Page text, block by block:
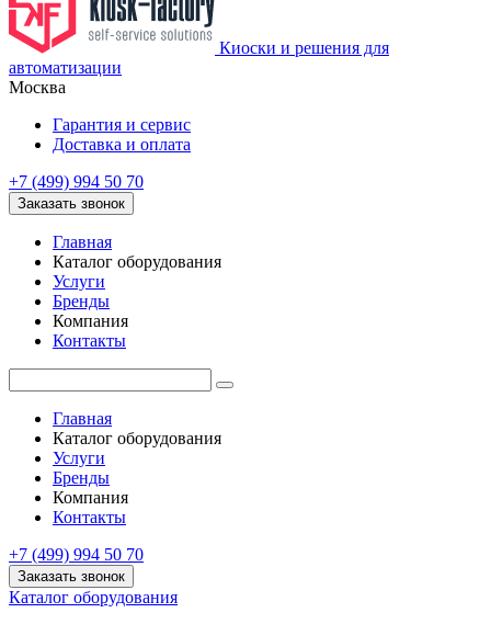
Киоски и решения для
автоматизации
Москва
Гарантия и сервис
Доставка и оплата
+7 (499) 994 50 70
Заказать звонок
Главная
Каталог оборудования
Услуги
Бренды
Компания
Контакты
Главная
Каталог оборудования
Услуги
Бренды
Компания
Контакты
+7 (499) 994 50 70
Заказать звонок
Каталог оборудования